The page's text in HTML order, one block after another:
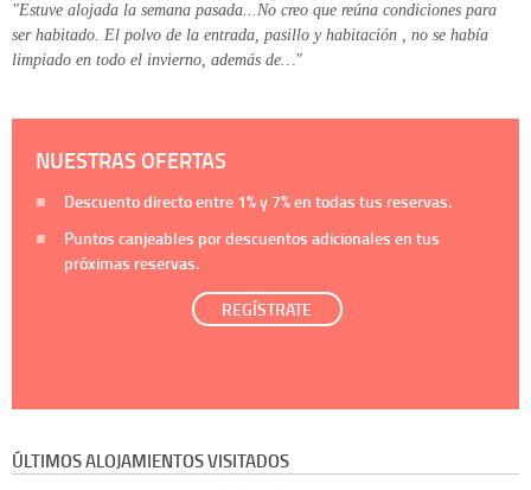
"Estuve alojada la semana pasada...No creo que reúna condiciones para
ser habitado. El polvo de la entrada, pasillo y habitación , no se había
limpiado en todo el invierno, además de…"
NUESTRAS OFERTAS
Descuento directo entre 1%y 7%en todas tus reservas.
Puntos canjeables por descuentos adicionales en tus
próximas reservas.
REGÍSTRATE
ÚLTIMOS ALOJAMIENTOS VISITADOS